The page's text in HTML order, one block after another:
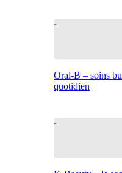
Oral-B – soins
quotidien